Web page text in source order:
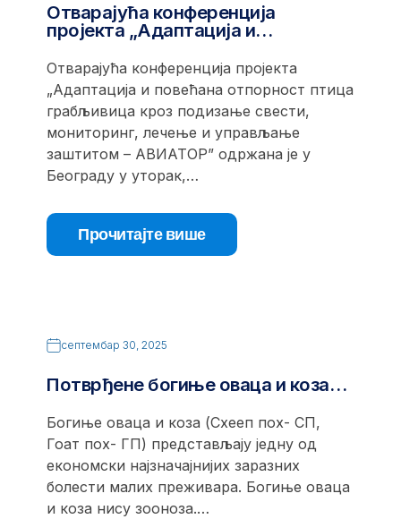
Отварајућа конференција
пројекта „Адаптација и…
Отварајућа конференција пројекта
„Адаптација и повећана отпорност птица
грабљивица кроз подизање свести,
мониторинг, лечење и управљање
заштитом – АВИАТОР” одржана је у
Београду у уторак,…
Прочитајте више
септембар 30, 2025
Потврђене богиње оваца и коза…
Богиње оваца и коза (Схееп поx- СП,
Гоат поx- ГП) представљају једну од
економски најзначајнијих заразних
болести малих преживара. Богиње оваца
и коза нису зооноза.…